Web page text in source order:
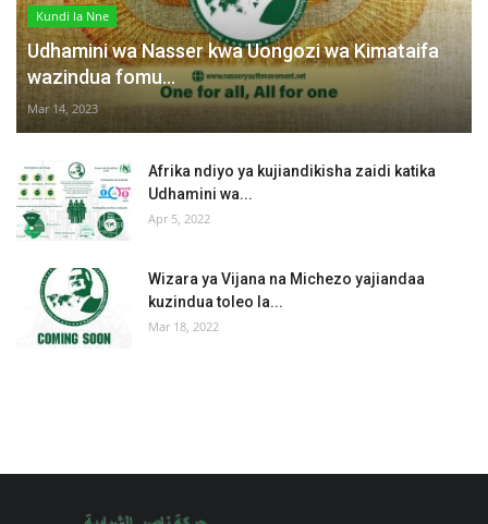
Kundi la Nne
Udhamini wa Nasser kwa Uongozi wa Kimataifa
wazindua fomu...
Mar 14, 2023
Afrika ndiyo ya kujiandikisha zaidi katika
Udhamini wa...
Apr 5, 2022
Wizara ya Vijana na Michezo yajiandaa
kuzindua toleo la...
Mar 18, 2022